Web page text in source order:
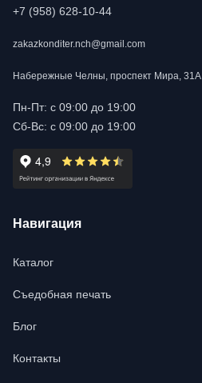
+7 (958) 628-10-44
zakazkonditer.nch@gmail.com
Набережные Челны, проспект Мира, 31А
Пн-Пт: с 09:00 до 19:00
Сб-Вс: с 09:00 до 19:00
Навигация
Каталог
Съедобная печать
Блог
Контакты